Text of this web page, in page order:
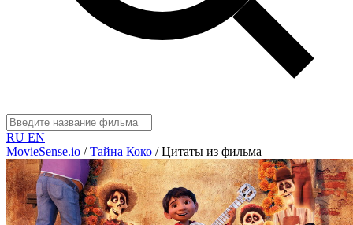
RU EN
MovieSense.io / Тайна Коко / Цитаты из фильма